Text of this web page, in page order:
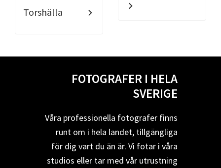
Torshälla
FOTOGRAFER I HELA
SVERIGE
Våra professionella fotografer finns
runt om i hela landet, tillgängliga
för dig vart du än är. Vi fotar i våra
studios eller tar med vår utrustning